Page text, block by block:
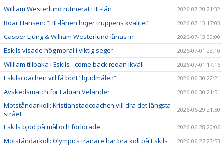
William Westerlund rutinerat HIF-lån 2026-07-20 21:32
Roar Hansen: ”HIF-lånen höjer truppens kvalitet” 2026-07-13 17:03
Casper Ljung & William Westerlund lånas in 2026-07-13 09:00
Eskils visade hög moral i viktig seger 2026-07-01 23:10
William tillbaka i Eskils - come back redan ikväll 2026-07-01 17:16
Eskilscoachen vill få bort ”bjudmålen” 2026-06-30 22:21
Avskedsmatch för Fabian Velander 2026-06-30 21:51
Motståndarkoll: Kristianstadcoachen vill dra det längsta
strået
2026-06-29 21:50
Eskils bjöd på mål och förlorade 2026-06-28 20:06
Motståndarkoll: Olympics tränare har bra koll på Eskils 2026-06-27 23:53